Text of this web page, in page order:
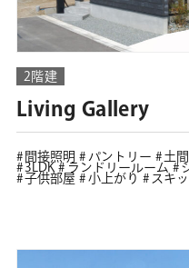
2階建
Living Gallery
間接照明 パントリー 土間
3LDK
ランドリールーム
子供部屋
小上がり スキ